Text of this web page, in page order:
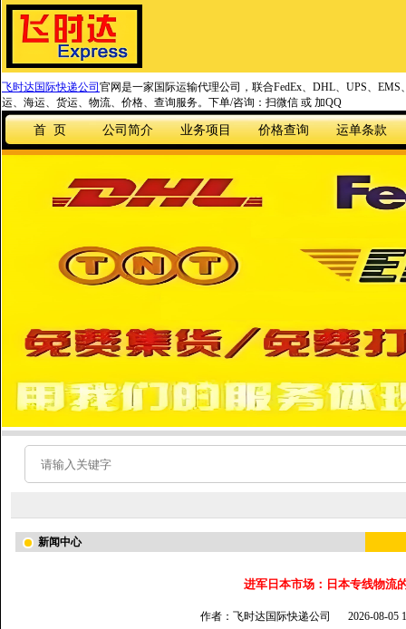
飞时达国际快递公司 官网是一家国际运输代理公司，联合FedEx、DHL、UPS、
运、海运、货运、物流、价格、查询服务。下单/咨询：扫微信 或 加QQ
首 页 公司简介 业务项目 价格查询 运单条款
新闻中心
进军日本市场：日本专线物流
作者：飞时达国际快递公司 2026-08-05